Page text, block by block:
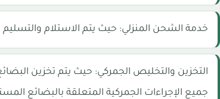
خدمة الشحن المنزلي: حيث يتم الاستلام
التخزين والتخليص الجمركي: حيث يتم تخزين
جميع الإجراءات الجمركية المتعلقة بالبضائع